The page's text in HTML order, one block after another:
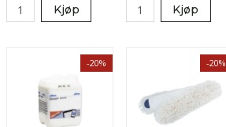
Kjøp Kjøp
-20% -20%